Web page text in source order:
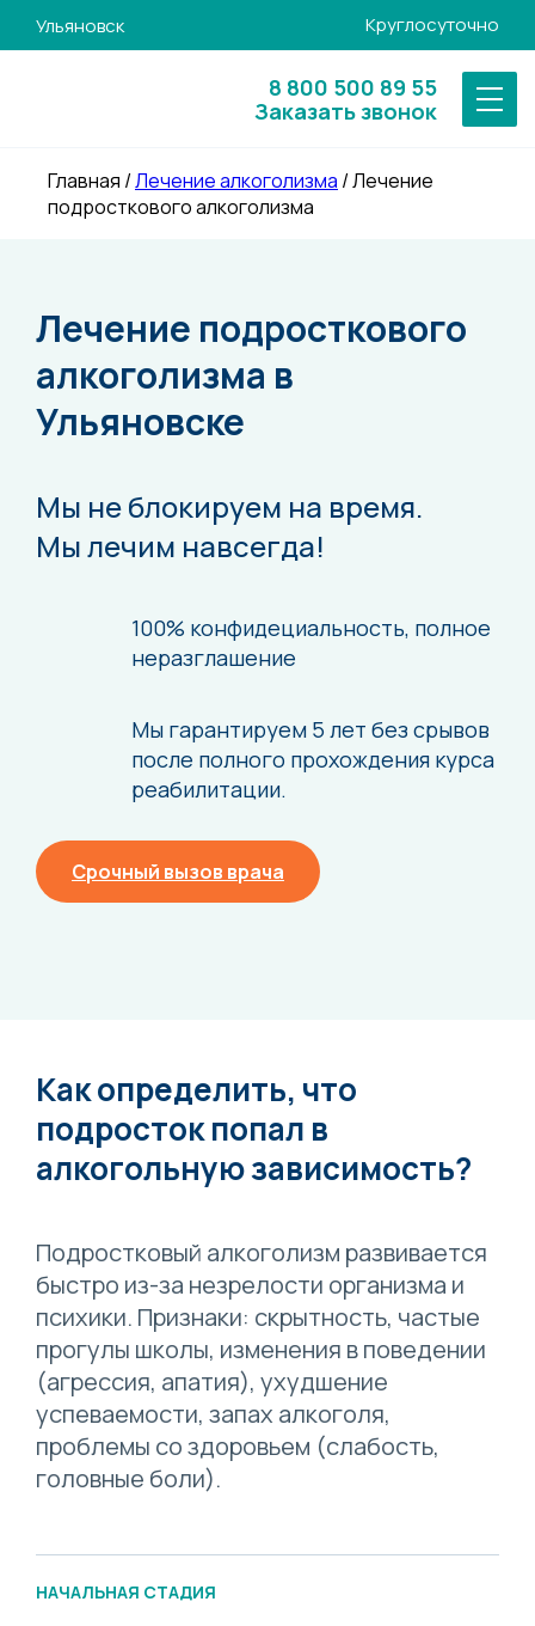
Ульяновск Круглосуточно
8 800 500 89 55
Заказать звонок
Главная /Лечение алкоголизма /Лечение
подросткового алкоголизма
Лечение подросткового
алкоголизма в
Ульяновске
Мы не блокируем на время.
Мы лечим навсегда!
100% конфидециальность, полное
неразглашение
Мы гарантируем 5 лет без срывов
после полного прохождения курса
реабилитации.
Срочный вызов врача
Как определить, что
подросток попал в
алкогольную зависимость?
Подростковый алкоголизм развивается
быстро из-за незрелости организма и
психики. Признаки: скрытность, частые
прогулы школы, изменения в поведении
(агрессия, апатия), ухудшение
успеваемости, запах алкоголя,
проблемы со здоровьем (слабость,
головные боли).
НАЧАЛЬНАЯ СТАДИЯ